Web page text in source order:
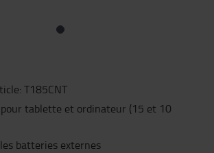
: T185CNT
tablette et ordinateur (15 et 10
batteries externes